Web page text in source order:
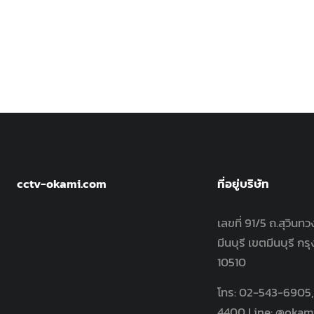
cctv-okami.com ที่อยู่บริษัท
เลขที่ 91/5 ถ.สุวินท
มีนบุรี เขตมีนบุรี ก
10510
โทร: 02-543-